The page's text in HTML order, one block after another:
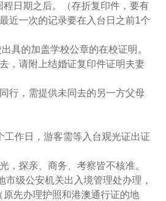
程日期之后。（存折复印件，要有
近一次的记录要在入台日之前1个
具的加盖学校公章的在校证明。
，请附上结婚证复印件证明夫妻
行，需提供未同去的另一方父母
工作日，游客需等入台观光证出证
，探亲、商务、考察皆不核准。
市级公安机关出入境管理处办理，
原先办理护照和港澳通行证的地